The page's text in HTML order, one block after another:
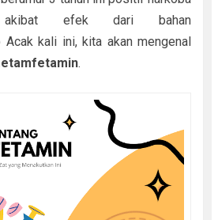
efek dari bahan
Acak kali ini, kita akan mengenal
.